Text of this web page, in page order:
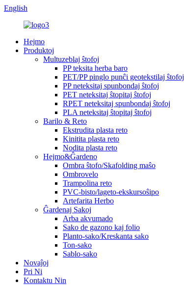
English
Hejmo
Produktoj
Multuzeblaj ŝtofoj
PP teksita herba baro
PET/PP pinglo punĉi geotekstilaj ŝtofoj
PP neteksitaj spunbondaj ŝtofoj
PET neteksitaj ŝtopitaj ŝtofoj
RPET neteksitaj spunbondaj ŝtofoj
PLA neteksitaj ŝtopitaj ŝtofoj
Barilo & Reto
Ekstrudita plasta reto
Kinitita plasta reto
Nodita plasta reto
Hejmo&Ĝardeno
Ombra ŝtofo/Skafolding maŝo
Ombrovelo
Trampolina reto
PVC-bisto/lageto-ekskursoŝipo
Artefarita Herbo
Ĝardenaj Sakoj
Arba akvumado
Sako de gazono kaj folio
Planto-sako/Kreskanta sako
Ton-sako
Sablo-sako
Novaĵoj
Pri Ni
Kontaktu Nin